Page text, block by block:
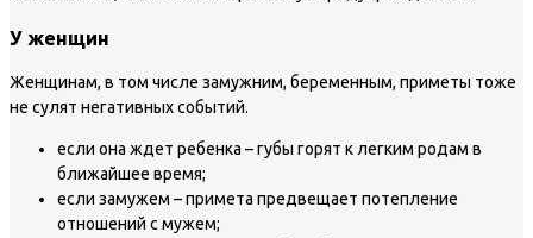
У женщин
Женщинам, в том числе замужним, беременным, приметы тоже
не сулят негативных событий.
если она ждет ребенка – губы горят к легким родам в
ближайшее время;
если замужем – примета предвещает потепление
отношений с мужем;